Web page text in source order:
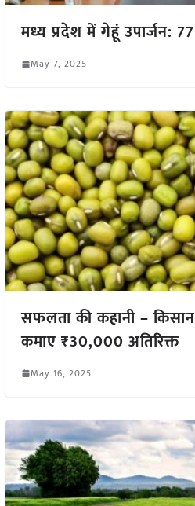
मध्य प्रदेश में गेहूं उपार्जन:
May 7, 2025
सफलता की कहानी –
कमाए ₹30,000 अतिरिक्त
May 16, 2025